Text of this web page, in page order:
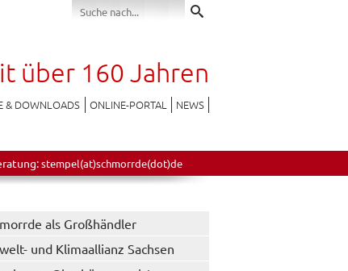
über 160 Jahren
& DOWNLOADS ONLINE-PORTAL NEWS
stempel(at)schmorrde(dot)de
als Großhändler
und Klimaallianz Sachsen